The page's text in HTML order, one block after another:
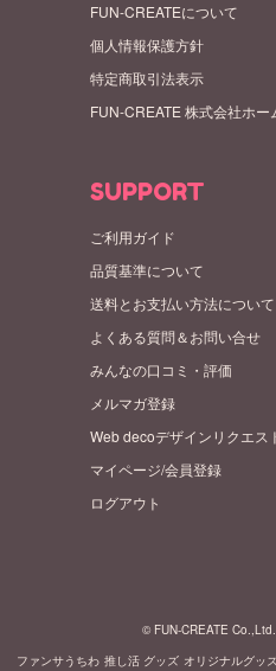
FUN-CREATEについて
個人情報保護方針
特定商取引法表示
FUN-CREATE 株式会社ホー
SUPPORT
ご利用ガイド
品質基準について
送料とお支払い方法について
よくある質問＆お問い合せ
みんなの口コミ・評価
メルマガ登録
Web decoデザインリクエス
マイページ/会員登録
ログアウト
© FUN-CREATE
ファンサうちわ 推し活 グッズ オリジナルグッ